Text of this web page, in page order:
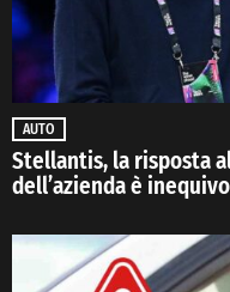
AUTO
Stellantis, la risposta
dell’azienda è